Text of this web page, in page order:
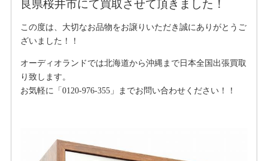
良県桜井市にて買取させて頂きました！
この度は、大切なお品物をお譲りいただき誠にありがとうご
ざいました！！
オーディオランドでは北海道から沖縄まで日本全国出張買取
り致します。
お気軽に「0120-976-355」までお問い合わせください！！